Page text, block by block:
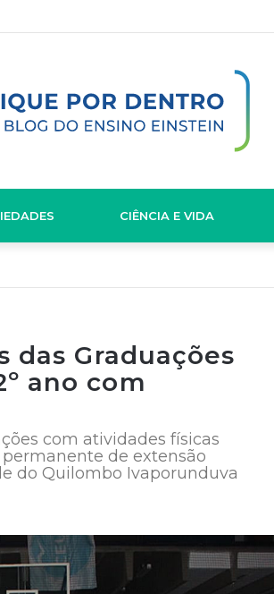
CIÊNCIA E VIDA
das Graduações
ano com
com atividades físicas
de extensão
do Quilombo Ivaporunduva